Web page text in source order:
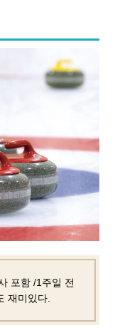
포함 /1주일 전
재미있다.